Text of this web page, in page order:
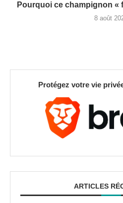
Pourquoi ce champignon «
8 août
Protégez votre vie
ARTICLES